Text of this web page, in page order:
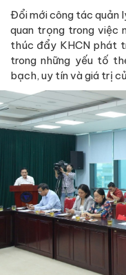
Đổi mới công tác quản
quan trọng trong việc
thúc đẩy KHCN phát
trong những yếu tố
bạch, uy tín và giá trị